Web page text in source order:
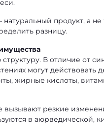
продукт, а не
разницу.
В отличие от
могут действовать
жирные кислоты,
вызывают резкие
в аюрведической,